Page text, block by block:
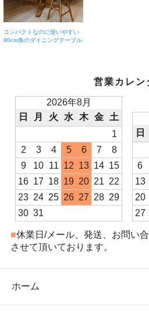
コンパクトなのに使いやすい
80cm角のダイニングテーブル
営業カレン
2026年8月
日
月 火 水 木 金
土
1
2
3 4 5 6 7
8
9
10 11 12 13 14 15
16 17 18 19 20 21 22
23 24 25 26 27 28 29
30 31
日
6
13
20
27
■休業日/メール、発送、お問い
させて頂いております。
ホーム